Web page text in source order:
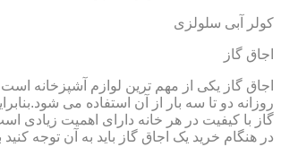
کولر آبی سلولزی
اجاق گاز
اجاق گاز یکی از مهم ترین لوازم آشپزخانه
روزانه دو تا سه بار از آن استفاده می
گاز با کیفیت در هر خانه دارای اهمیت زیادی
در هنگام خرید یک اجاق گاز باید به آن توجه